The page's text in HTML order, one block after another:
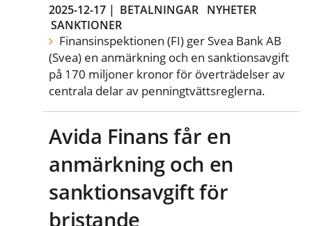
2025-12-17 | BETALNINGAR NYHETER
SANKTIONER
Finansinspektionen (FI) ger Svea Bank AB
(Svea) en anmärkning och en sanktionsavgift
på 170 miljoner kronor för överträdelser av
centrala delar av penningtvättsreglerna.
Avida Finans får en
anmärkning och en
sanktionsavgift för
bristande